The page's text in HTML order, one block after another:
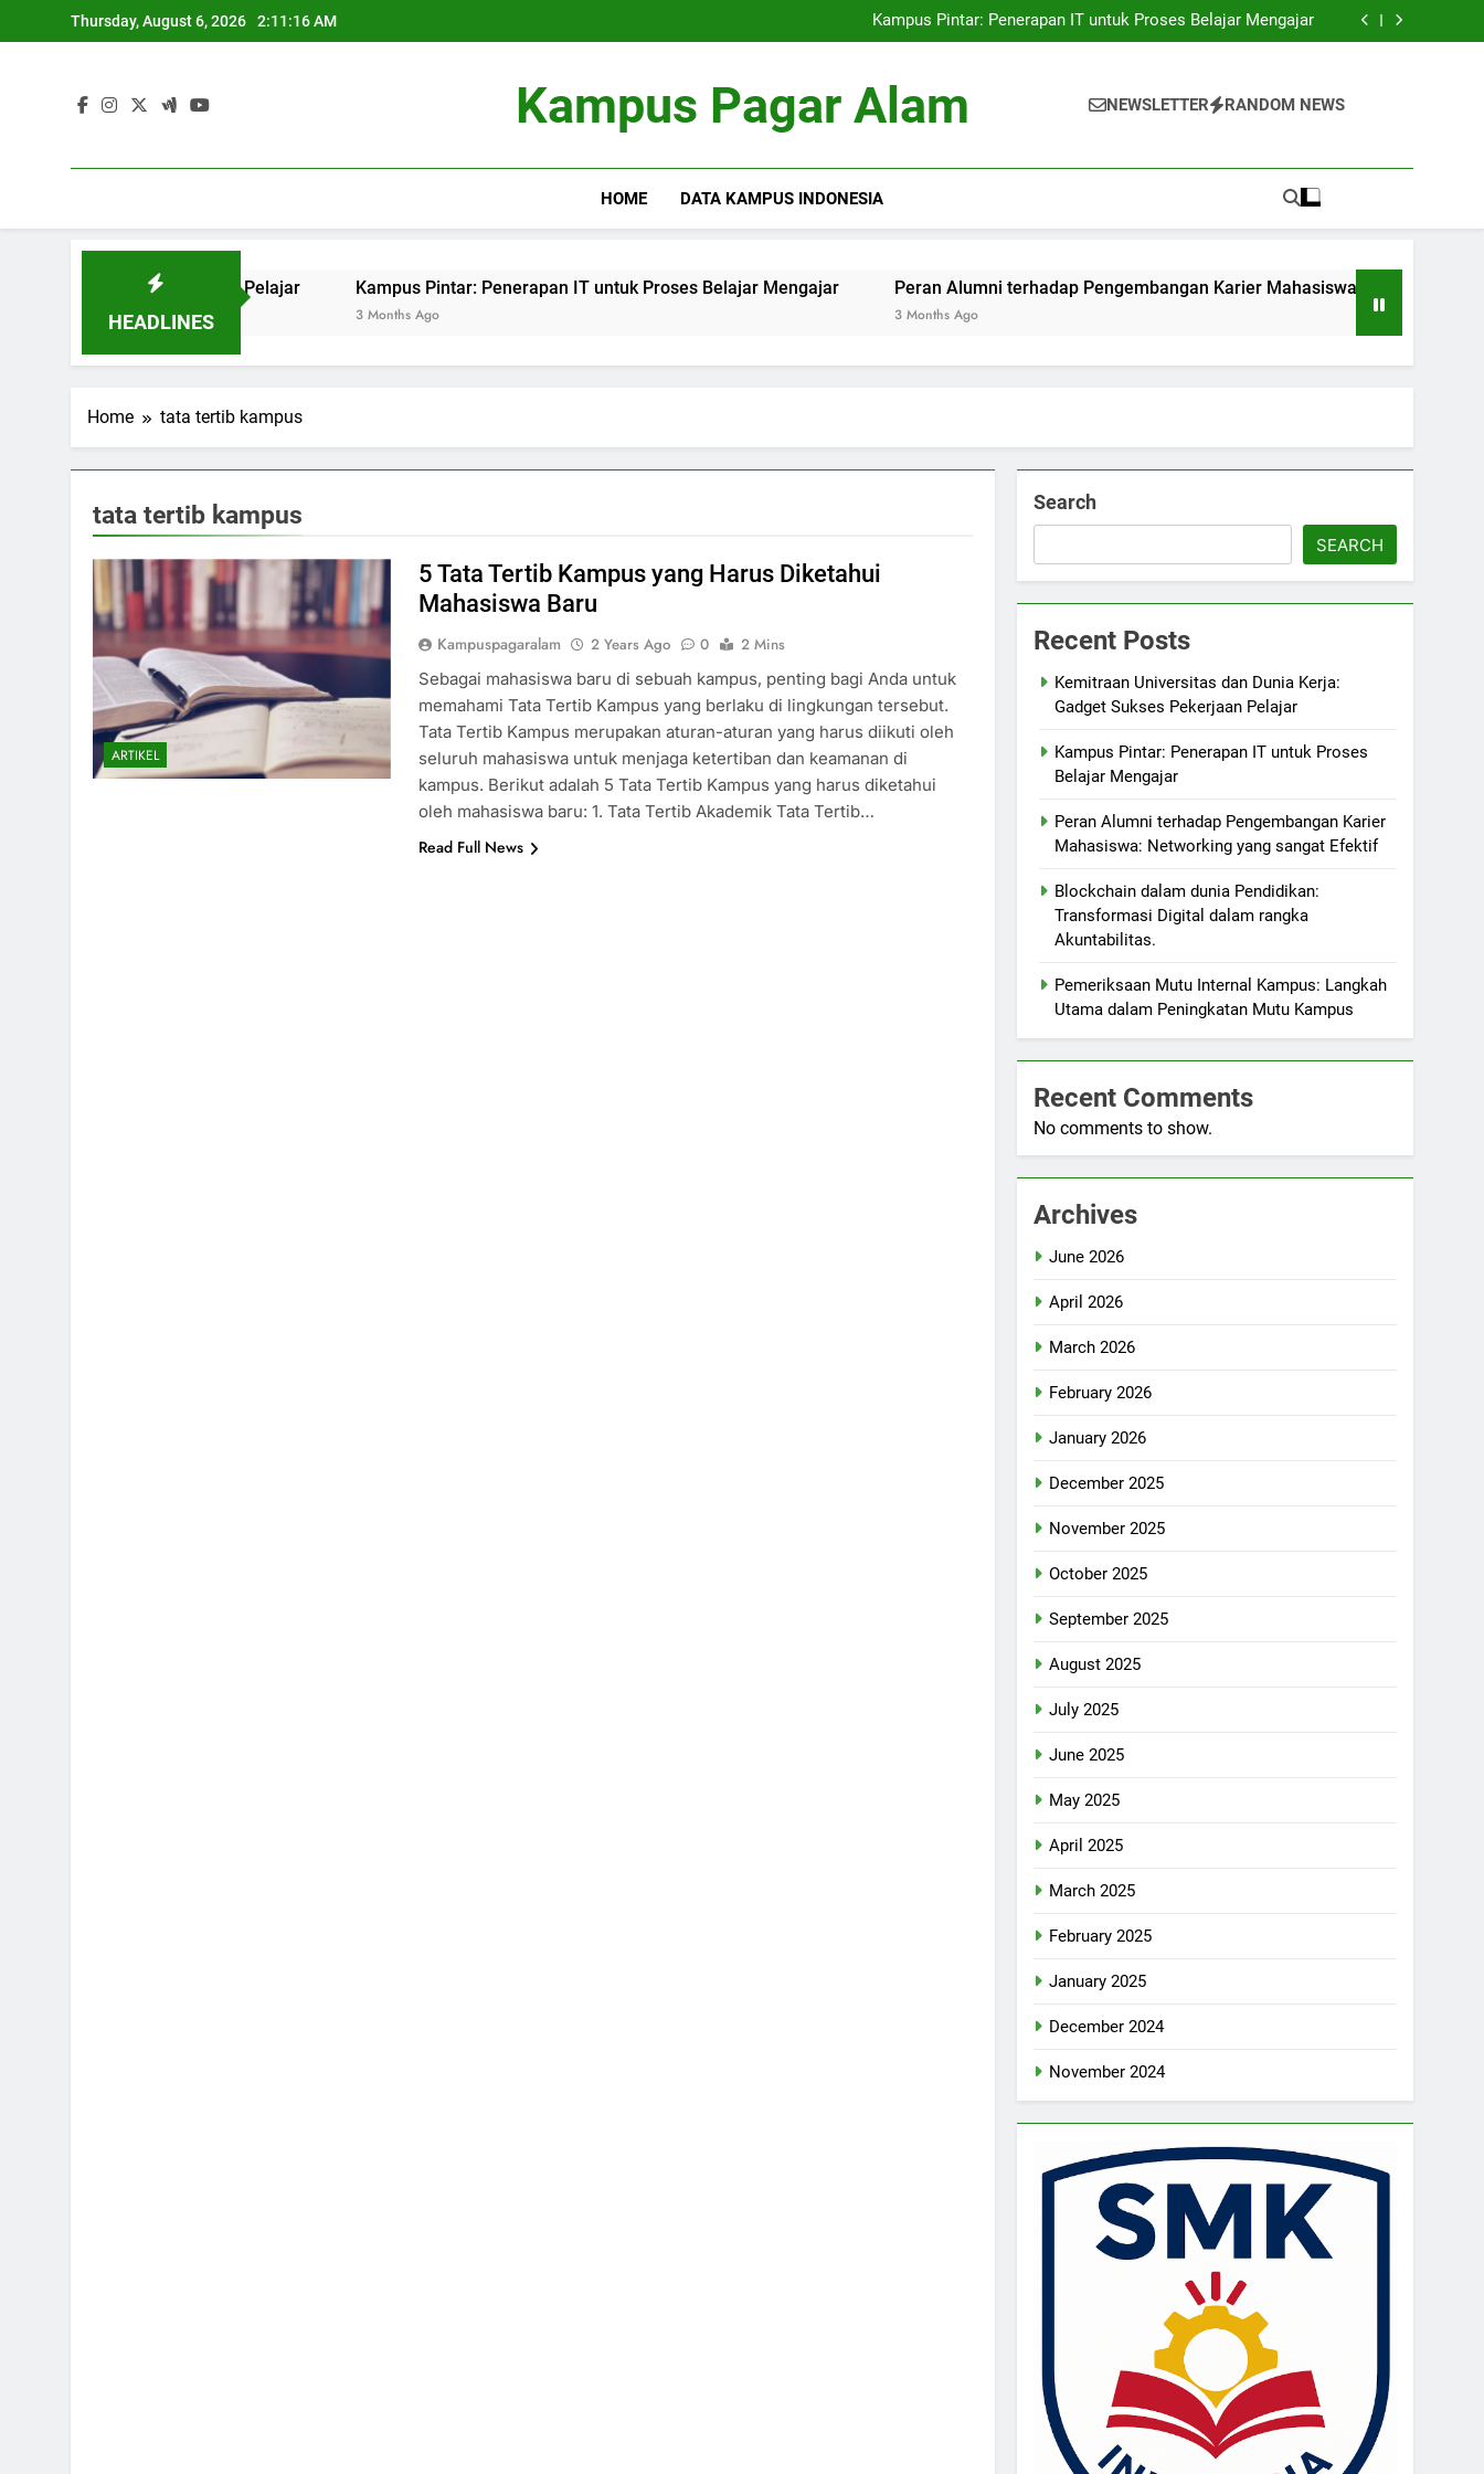
to
Thursday, August 6, 2026 2:11:16 AM
Kampus Pintar: Penerapan IT untuk Proses Belajar Mengajar
Peran Alumni terhadap Pengembangan Karier Mahasiswa: Networking yang
Kampus Pintar: Penerapan IT untuk Proses Belajar Mengajar
Peran Alumni terhadap Pengembangan Karier Mahasiswa: Networking yang
Kampus Pagar Alam NEWSLETTER RANDOM NEWS
HOME DATA KAMPUS INDONESIA
HEADLINES
Sukses Pekerjaan Pelajar Kampus Pintar: Penerapan IT untuk Proses Belajar Mengajar
3 Months Ago
Peran Alumni terhadap Pengembangan Karier Mahasiswa: Networking yang
3 Months Ago
Home tata tertib kampus
tata tertib kampus
ARTIKEL
5 Tata Tertib Kampus yang Harus Diketahui
Mahasiswa Baru
Kampuspagaralam 2 Years Ago 0
2 Mins
Sebagai mahasiswa baru di sebuah kampus, penting bagi Anda untuk
memahami Tata Tertib Kampus yang berlaku di lingkungan tersebut.
Tata Tertib Kampus merupakan aturan-aturan yang harus diikuti oleh
seluruh mahasiswa untuk menjaga ketertiban dan keamanan di
kampus. Berikut adalah 5 Tata Tertib Kampus yang harus diketahui
oleh mahasiswa baru: 1. Tata Tertib Akademik Tata Tertib…
Read Full News
Search
SEARCH
Recent Posts
Kemitraan Universitas dan Dunia Kerja:
Gadget Sukses Pekerjaan Pelajar
Kampus Pintar: Penerapan IT untuk Proses
Belajar Mengajar
Peran Alumni terhadap Pengembangan Karier
Mahasiswa: Networking yang sangat Efektif
Blockchain dalam dunia Pendidikan:
Transformasi Digital dalam rangka
Akuntabilitas.
Pemeriksaan Mutu Internal Kampus: Langkah
Utama dalam Peningkatan Mutu Kampus
Recent Comments
No comments to show.
Archives
June 2026
April 2026
March 2026
February 2026
January 2026
December 2025
November 2025
October 2025
September 2025
August 2025
July 2025
June 2025
May 2025
April 2025
March 2025
February 2025
January 2025
December 2024
November 2024